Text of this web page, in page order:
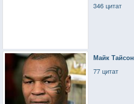
346 цитат
Майк Тайсон
77 цитат